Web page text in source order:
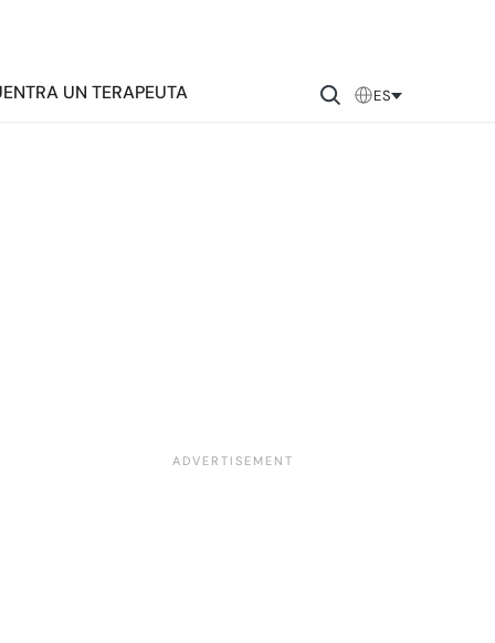
UN TERAPEUTA ES